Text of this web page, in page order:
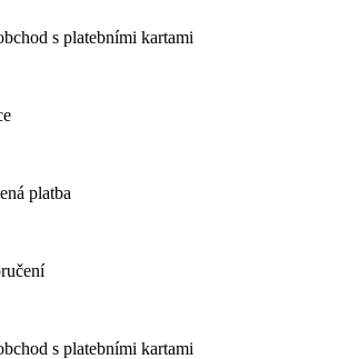
s platebními kartami
platba
s platebními kartami